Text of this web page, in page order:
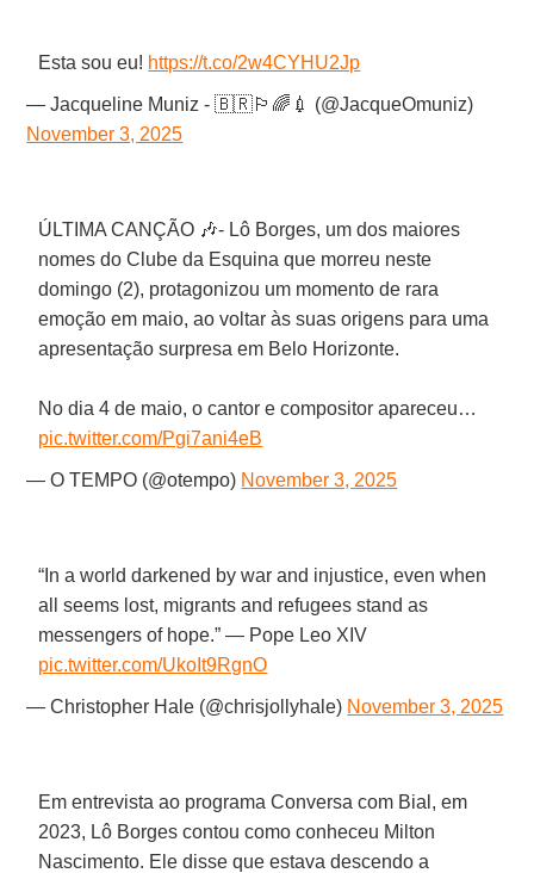
Esta sou eu! https://t.co/2w4CYHU2Jp
— Jacqueline Muniz - 🇧🇷🏳️‍🌈💉 (@JacqueOmuniz)
November 3, 2025
ÚLTIMA CANÇÃO 🎶- Lô Borges, um dos maiores
nomes do Clube da Esquina que morreu neste
domingo (2), protagonizou um momento de rara
emoção em maio, ao voltar às suas origens para uma
apresentação surpresa em Belo Horizonte.
No dia 4 de maio, o cantor e compositor apareceu…
pic.twitter.com/Pgi7ani4eB
— O TEMPO (@otempo) November 3, 2025
“In a world darkened by war and injustice, even when
all seems lost, migrants and refugees stand as
messengers of hope.” — Pope Leo XIV
pic.twitter.com/UkoIt9RgnO
— Christopher Hale (@chrisjollyhale) November 3, 2025
Em entrevista ao programa Conversa com Bial, em
2023, Lô Borges contou como conheceu Milton
Nascimento. Ele disse que estava descendo a